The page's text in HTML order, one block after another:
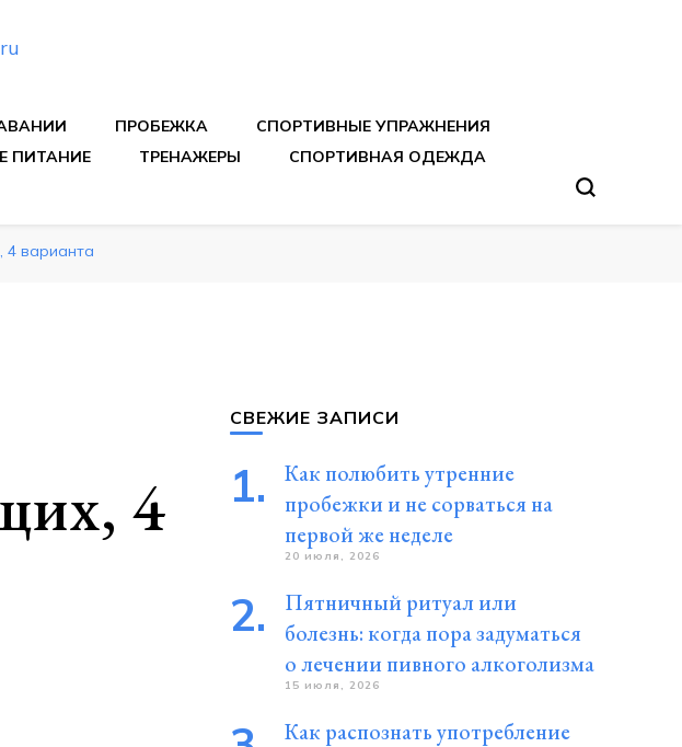
ПРОБЕЖКА
СПОРТИВНЫЕ УПРАЖНЕНИЯ
ПИТАНИЕ ТРЕНАЖЕРЫ СПОРТИВНАЯ ОДЕЖДА
варианта
4
СВЕЖИЕ ЗАПИСИ
Как полюбить утренние
пробежки и не сорваться на
первой же неделе
20 июля, 2026
Пятничный ритуал или
болезнь: когда пора задуматься
о лечении пивного алкоголизма
15 июля, 2026
Как распознать употребление